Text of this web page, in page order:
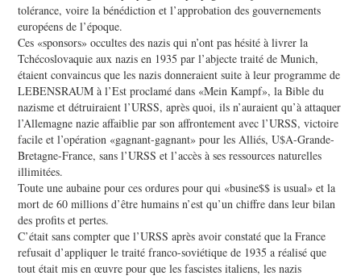
tolérance, voire la bénédiction et l’approbation des gouvernements
européens de l’époque.
Ces «sponsors» occultes des nazis qui n’ont pas hésité à livrer la
Tchécoslovaquie aux nazis en 1935 par l’abjecte traité de Munich,
étaient convaincus que les nazis donneraient suite à leur programme de
LEBENSRAUM à l’Est proclamé dans «Mein Kampf», la Bible du
nazisme et détruiraient l’URSS, après quoi, ils n’auraient qu’à attaquer
l’Allemagne nazie affaiblie par son affrontement avec l’URSS, victoire
facile et l’opération «gagnant-gagnant» pour les Alliés, U$A-Grande-
Bretagne-France, sans l’URSS et l’accès à ses ressources naturelles
illimitées.
Toute une aubaine pour ces ordures pour qui «busine$$ is usual» et la
mort de 60 millions d’être humains n’est qu’un chiffre dans leur bilan
des profits et pertes.
C’était sans compter que l’URSS après avoir constaté que la France
refusait d’appliquer le traité franco-soviétique de 1935 a réalisé que
tout était mis en œuvre pour que les fascistes italiens, les nazis